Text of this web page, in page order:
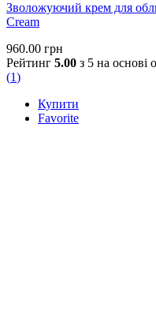
Зволожуючий крем для
Cream
960.00 грн
Рейтинг 5.00 з 5 на основі
(1)
Купити
Favorite